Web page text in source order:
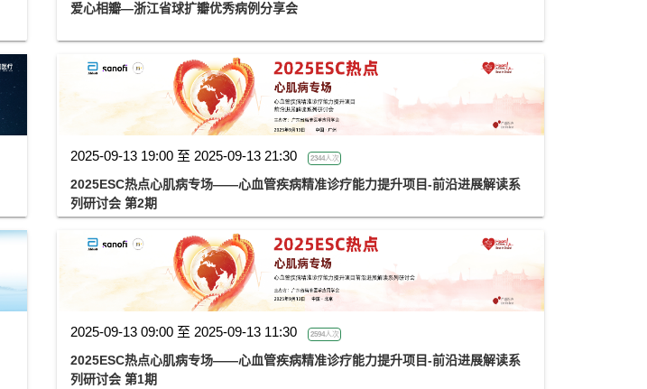
爱心相瓣—浙江省球扩瓣优秀病例分享会
2025-09-13 19:00 至 2025-09-13 21:30 2344人次
2025ESC热点心肌病专场——心血管疾病精准诊疗能力提升项目-前沿进展解读系
列研讨会 第2期
2025-09-13 09:00 至 2025-09-13 11:30 2594人次
2025ESC热点心肌病专场——心血管疾病精准诊疗能力提升项目-前沿进展解读系
列研讨会 第1期